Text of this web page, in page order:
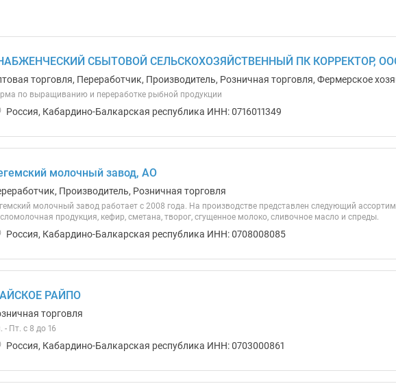
СБЫТОВОЙ СЕЛЬСКОХОЗЯЙСТВЕННЫЙ ПК КОРРЕКТОР,
торговля, Переработчик, Производитель, Розничная торговля, Фермерское
по выращиванию и переработке рыбной продукции
Россия, Кабардино-Балкарская республика ИНН: 0716011349
молочный завод, АО
Производитель, Розничная торговля
молочный завод работает с 2008 года. На производстве представлен следующий
продукция, кефир, сметана, творог, сгущенное молоко, сливочное масло и спреды.
Россия, Кабардино-Балкарская республика ИНН: 0708008085
РАЙПО
торговля
- Пт. с 8 до 16
Россия, Кабардино-Балкарская республика ИНН: 0703000861